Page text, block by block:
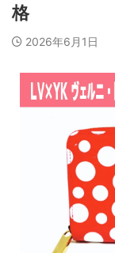
格
2026年6月1日